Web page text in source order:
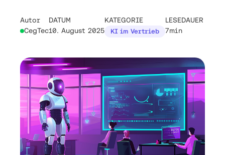
Autor
CegTec
DATUM
10. August 2025
KATEGORIE
KI im Vertrieb
LESEDAUER
7min